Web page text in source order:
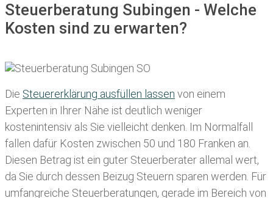
Steuerberatung Subingen - Welche
Kosten sind zu erwarten?
Die Steuererklärung ausfüllen lassen von einem
Experten in Ihrer Nähe ist deutlich weniger
kostenintensiv als Sie vielleicht denken. Im Normalfall
fallen dafür Kosten zwischen 50 und 180 Franken an.
Diesen Betrag ist ein guter Steuerberater allemal wert,
da Sie durch dessen Beizug Steuern sparen werden. Für
umfangreiche Steuerberatungen, gerade im Bereich von